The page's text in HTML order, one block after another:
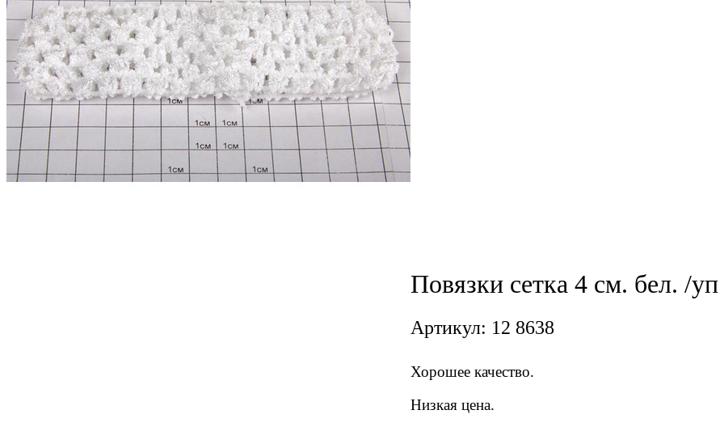
Повязки сетка 4 см. бел. /
Артикул: 12 8638
Хорошее качество.
Низкая цена.